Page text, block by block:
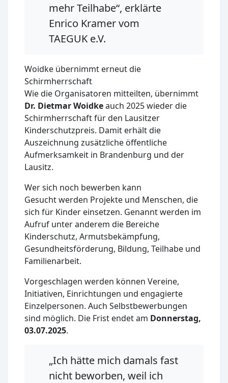
mehr Teilhabe“, erklärte
Enrico Kramer vom
TAEGUK e.V.
Woidke übernimmt erneut die
Schirmherrschaft
Wie die Organisatoren mitteilten, übernimmt
Dr. Dietmar Woidkeauch 2025 wieder die
Schirmherrschaft für den Lausitzer
Kinderschutzpreis. Damit erhält die
Auszeichnung zusätzliche öffentliche
Aufmerksamkeit in Brandenburg und der
Lausitz.
Wer sich noch bewerben kann
Gesucht werden Projekte und Menschen, die
sich für Kinder einsetzen. Genannt werden im
Aufruf unter anderem die Bereiche
Kinderschutz, Armutsbekämpfung,
Gesundheitsförderung, Bildung, Teilhabe und
Familienarbeit.
Vorgeschlagen werden können Vereine,
Initiativen, Einrichtungen und engagierte
Einzelpersonen. Auch Selbstbewerbungen
sind möglich. Die Frist endet am Donnerstag,
03.07.2025.
„Ich hätte mich damals fast
nicht beworben, weil ich